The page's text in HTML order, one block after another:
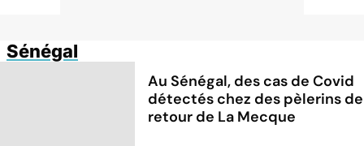
Sénégal
Au Sénégal, des cas de Covid
détectés chez des pèlerins de
retour de La Mecque